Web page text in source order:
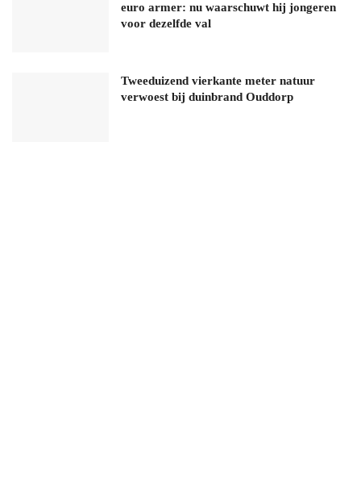
euro armer: nu waarschuwt hij jongeren
voor dezelfde val
Tweeduizend vierkante meter natuur
verwoest bij duinbrand Ouddorp